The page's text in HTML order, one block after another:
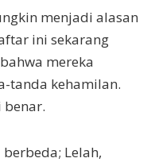
menjadi alasan
ini sekarang
mereka
tanda kehamilan.
Lelah,